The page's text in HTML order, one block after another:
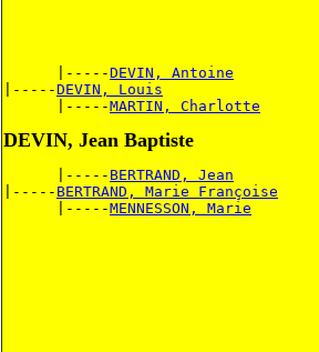
      |-----
DEVIN, Antoine
|-----DEVIN, Louis
      |-----
MARTIN, Charlotte
DEVIN, Jean Baptiste
      |-----
BERTRAND, Jean
|----- BERTRAND, Marie Françoise
      |-----
MENNESSON, Marie